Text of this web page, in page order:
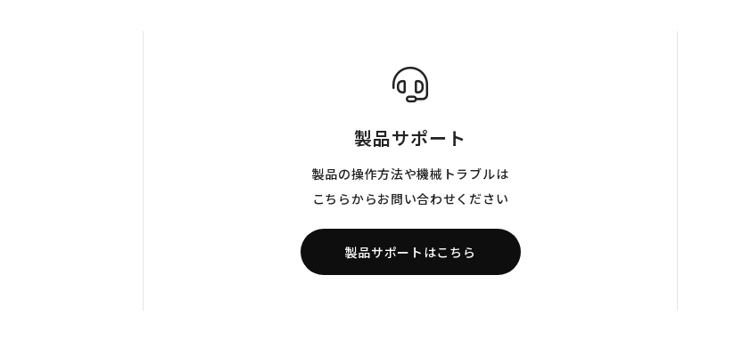
製品サポート
製品の操作方法や機械トラブルは
こちらからお問い合わせください
製品サポートはこちら